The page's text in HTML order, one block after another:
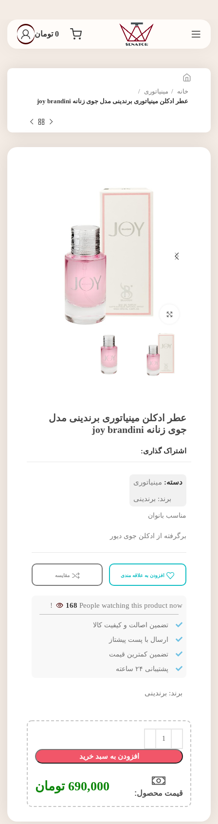
0 تومان
خانه
مینیاتوری
عطر ادکلن مینیاتوری برندینی مدل جوی زنانه joy brandini
برای بزرگنمایی کلیک کنید
عطر ادکلن مینیاتوری برندینی مدل
جوی زنانه joy brandini
اشتراک گذاری:
دسته: مینیاتوری
برند: برندینی
مناسب بانوان
برگرفته از ادکلن جوی دیور
افزودن به علاقه مندی مقایسه
168 People watching this product now!
تضمین اصالت و کیفیت کالا
ارسال با پست پیشتاز
تضمین کمترین قیمت
پشتیبانی ۲۴ ساعته
برند: برندینی
افزودن به سبد خرید
قیمت محصول:​ 690,000 تومان